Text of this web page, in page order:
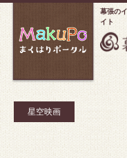
幕張の
イト
星空映画